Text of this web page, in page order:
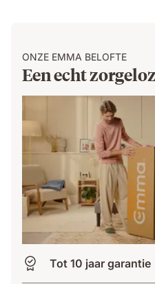
ONZE EMMA BELOFTE
Een echt
Tot 10 jaar garantie